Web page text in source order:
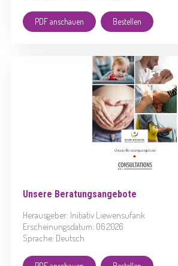
PDF anschauen Bestellen
Unsere Beratungsangebote
Herausgeber: Initiativ Liewensufank
Erscheinungsdatum: 06.2026
Sprache: Deutsch